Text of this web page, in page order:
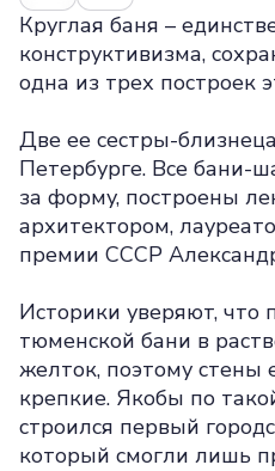
Круглая баня –
конструктивизма,
одна из трех построек
Две ее сестры-
Петербурге. Все бани-
за форму, построены
архитектором,
премии СССР
Историки уверяют, что
тюменской бани в
желток, поэтому стены
крепкие. Якобы по
строился первый
который смогли лишь